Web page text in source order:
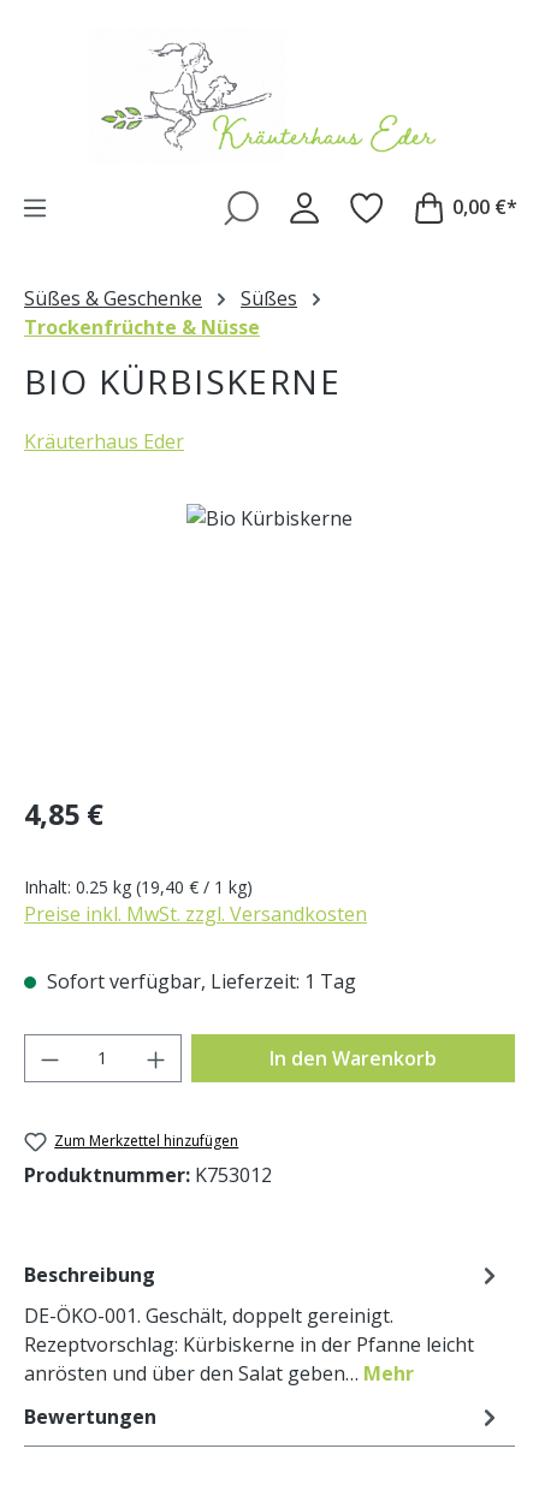
0,00 €*
Süßes & Geschenke
Süßes
Trockenfrüchte & Nüsse
BIO KÜRBISKERNE
Kräuterhaus Eder
Bildergalerie überspringen
Regulärer Preis:
4,85 €
Inhalt: 0.25 kg (19,40 € / 1 kg)
Preise inkl. MwSt. zzgl. Versandkosten
Sofort verfügbar, Lieferzeit: 1 Tag
Produkt Anzahl: Gib den gewünschten
In den Warenkorb
Zum Merkzettel hinzufügen
Produktnummer: K753012
Beschreibung
DE-ÖKO-001. Geschält, doppelt gereinigt.
Rezeptvorschlag: Kürbiskerne in der Pfanne leicht
anrösten und über den Salat geben… Mehr
Bewertungen